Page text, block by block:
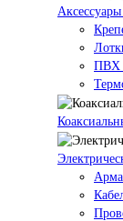
ПВХ